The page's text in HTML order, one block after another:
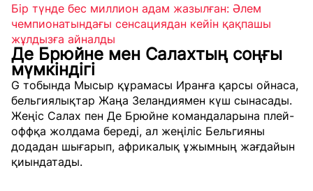
Бір түнде бес миллион адам жазылған: Әлем
чемпионатындағы сенсациядан кейін қақпашы
жұлдызға айналды
Де Брюйне мен Салахтың соңғы
мүмкіндігі
G тобында Мысыр құрамасы Иранға қарсы ойнаса,
бельгиялықтар Жаңа Зеландиямен күш сынасады.
Жеңіс Салах пен Де Брюйне командаларына плей-
оффқа жолдама береді, ал жеңіліс Бельгияны
додадан шығарып, африкалық ұжымның жағдайын
қиындатады.